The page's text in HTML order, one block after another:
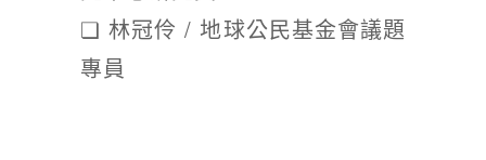
❏ 林冠伶 / 地球公民基金會議題
專員